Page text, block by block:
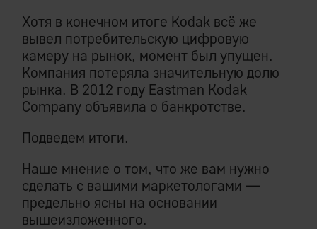
Хотя в конечном итоге Kodak всё же
вывел потребительскую цифровую
камеру на рынок, момент был упущен.
Компания потеряла значительную долю
рынка. В 2012 году Eastman Kodak
Company объявила о банкротстве.
Подведем итоги.
Наше мнение о том, что же вам нужно
сделать с вашими маркетологами —
предельно ясны на основании
вышеизложенного.